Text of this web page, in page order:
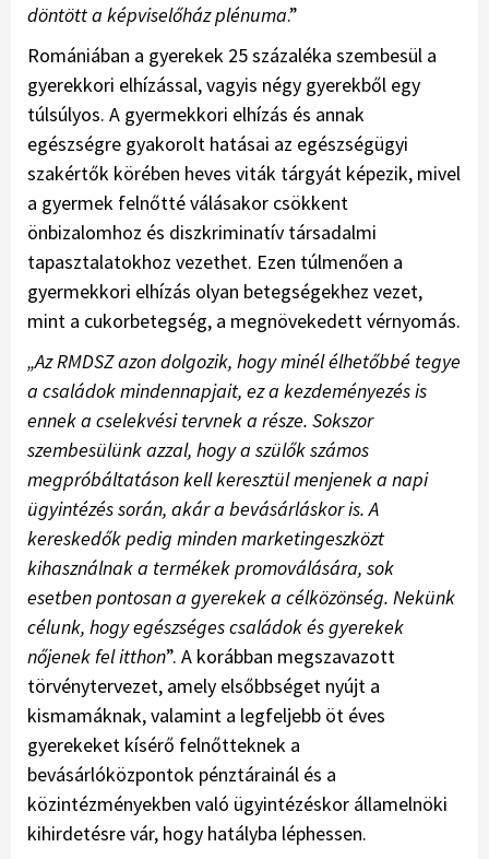
döntött a képviselőház plénuma.”
Romániában a gyerekek 25 százaléka szembesül a
gyerekkori elhízással, vagyis négy gyerekből egy
túlsúlyos. A gyermekkori elhízás és annak
egészségre gyakorolt hatásai az egészségügyi
szakértők körében heves viták tárgyát képezik, mivel
a gyermek felnőtté válásakor csökkent
önbizalomhoz és diszkriminatív társadalmi
tapasztalatokhoz vezethet. Ezen túlmenően a
gyermekkori elhízás olyan betegségekhez vezet,
mint a cukorbetegség, a megnövekedett vérnyomás.
„Az RMDSZ azon dolgozik, hogy minél élhetőbbé tegye
a családok mindennapjait, ez a kezdeményezés is
ennek a cselekvési tervnek a része. Sokszor
szembesülünk azzal, hogy a szülők számos
megpróbáltatáson kell keresztül menjenek a napi
ügyintézés során, akár a bevásárláskor is. A
kereskedők pedig minden marketingeszközt
kihasználnak a termékek promoválására, sok
esetben pontosan a gyerekek a célközönség. Nekünk
célunk, hogy egészséges családok és gyerekek
nőjenek fel itthon”. A korábban megszavazott
törvénytervezet, amely elsőbbséget nyújt a
kismamáknak, valamint a legfeljebb öt éves
gyerekeket kísérő felnőtteknek a
bevásárlóközpontok pénztárainál és a
közintézményekben való ügyintézéskor államelnöki
kihirdetésre vár, hogy hatályba léphessen.